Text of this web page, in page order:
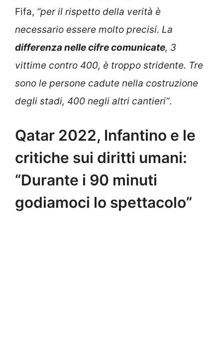
Fifa, “per il rispetto della verità è
necessario essere molto precisi. La
differenza nelle cifre comunicate, 3
vittime contro 400, è troppo stridente. Tre
sono le persone cadute nella costruzione
degli stadi, 400 negli altri cantieri”.
Qatar 2022, Infantino e le
critiche sui diritti umani:
“Durante i 90 minuti
godiamoci lo spettacolo”